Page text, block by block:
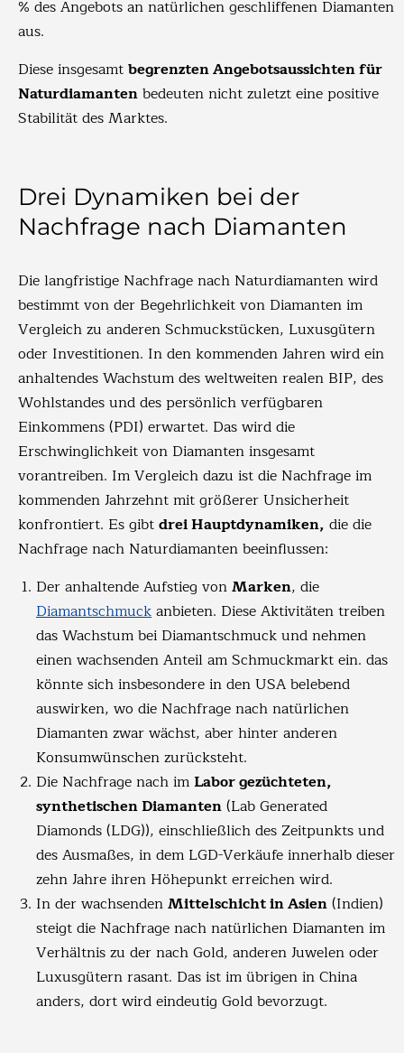
% des Angebots an natürlichen geschliffenen Diamanten
aus.
Diese insgesamtbegrenzten Angebotsaussichten für
Naturdiamantenbedeuten nicht zuletzt eine positive
Stabilität des Marktes.
Drei Dynamiken bei der
Nachfrage nach Diamanten
Die langfristige Nachfrage nach Naturdiamanten wird
bestimmt von der Begehrlichkeit von Diamanten im
Vergleich zu anderen Schmuckstücken, Luxusgütern
oder Investitionen. In den kommenden Jahren wird ein
anhaltendes Wachstum des weltweiten realen BIP, des
Wohlstandes und des persönlich verfügbaren
Einkommens (PDI) erwartet. Das wird die
Erschwinglichkeit von Diamanten insgesamt
vorantreiben. Im Vergleich dazu ist die Nachfrage im
kommenden Jahrzehnt mit größerer Unsicherheit
konfrontiert. Es gibtdrei Hauptdynamiken, die die
Nachfrage nach Naturdiamanten beeinflussen:
Der anhaltende Aufstieg vonMarken, die
Diamantschmuckanbieten. Diese Aktivitäten treiben
das Wachstum bei Diamantschmuck und nehmen
einen wachsenden Anteil am Schmuckmarkt ein. das
könnte sich insbesondere in den USA belebend
auswirken, wo die Nachfrage nach natürlichen
Diamanten zwar wächst, aber hinter anderen
Konsumwünschen zurücksteht.
Die Nachfrage nach imLabor gezüchteten,
synthetischen Diamanten(Lab Generated
Diamonds (LDG)), einschließlich des Zeitpunkts und
des Ausmaßes, in dem LGD-Verkäufe innerhalb dieser
zehn Jahre ihren Höhepunkt erreichen wird.
In der wachsendenMittelschicht in Asien(Indien)
steigt die Nachfrage nach natürlichen Diamanten im
Verhältnis zu der nach Gold, anderen Juwelen oder
Luxusgütern rasant. Das ist im übrigen in China
anders, dort wird eindeutig Gold bevorzugt.